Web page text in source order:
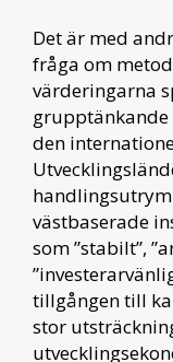
Det är med
fråga om
värderingarna
den
västbaserade
som ”stabilt”,
tillgången till
stor